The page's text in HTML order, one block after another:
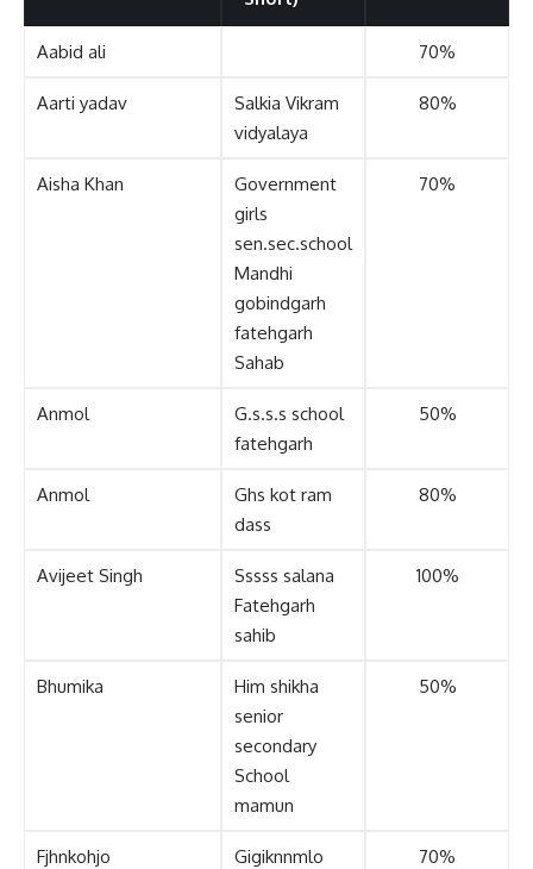
Aabid ali 70%
Aarti yadav
Salkia Vikram
vidyalaya
80%
Aisha Khan
Government
girls
sen.sec.school
Mandhi
gobindgarh
fatehgarh
Sahab
70%
Anmol
G.s.s.s school
fatehgarh
50%
Anmol
Ghs kot ram
dass
80%
Avijeet Singh
Sssss salana
Fatehgarh
sahib
100%
Bhumika
Him shikha
senior
secondary
School
mamun
50%
Fjhnkohjo Gigiknnmlo 70%